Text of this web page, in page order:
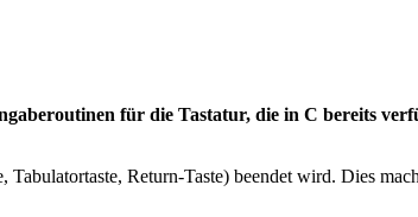
für die Tastatur, die in C bereits
Return-Taste) beendet wird. Dies